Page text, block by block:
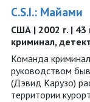
C.S.I.: Майами
США | 2002 г. | 43
криминал,
Команда
руководством
(Дэвид Карузо)
территории